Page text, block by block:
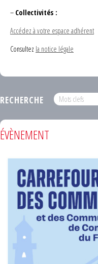
– Collectivités :
Accédez à votre espace adhérent
Consultez la notice légale
RECHERCHE
ÉVÈNEMENT